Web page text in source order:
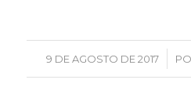
9 DE AGOSTO DE 2017
/